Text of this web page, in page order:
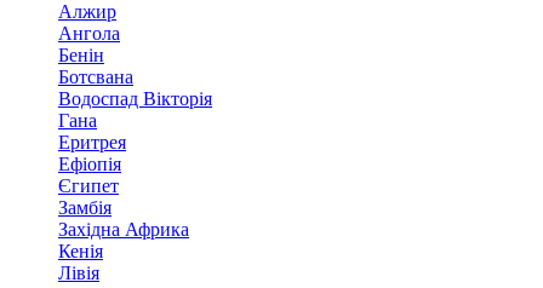
Алжир
Ангола
Бенін
Ботсвана
Водоспад Вікторія
Гана
Еритрея
Ефіопія
Єгипет
Замбія
Західна Африка
Кенія
Лівія